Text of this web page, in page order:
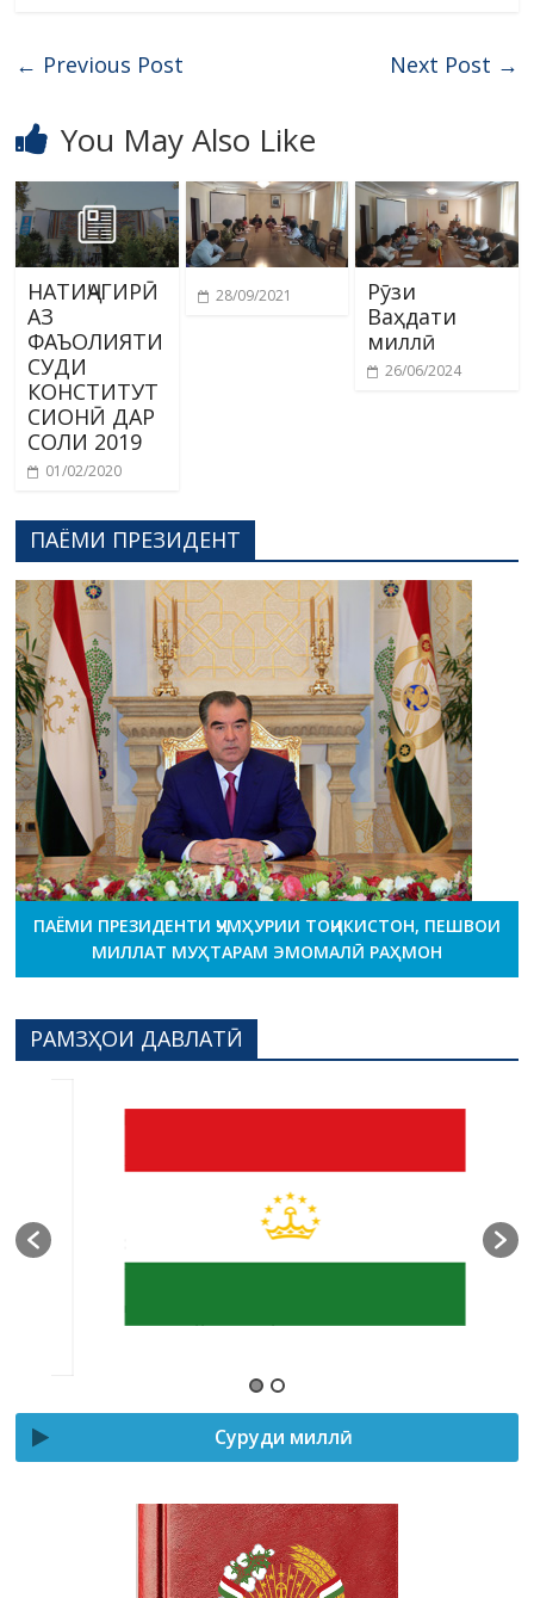
← Previous Post Next Post →
You May Also Like
НАТИҶАГИРӢ
АЗ
ФАЪОЛИЯТИ
СУДИ
КОНСТИТУТ
СИОНӢ ДАР
СОЛИ 2019
01/02/2020
28/09/2021
Рӯзи
Ваҳдати
миллӣ
26/06/2024
ПАЁМИ ПРЕЗИДЕНТ
ПАЁМИ ПРЕЗИДЕНТИ ҶУМҲУРИИ ТОҶИКИСТОН, ПЕШВОИ
МИЛЛАТ МУҲТАРАМ ЭМОМАЛӢ РАҲМОН
РАМЗҲОИ ДАВЛАТӢ
Суруди миллӣ